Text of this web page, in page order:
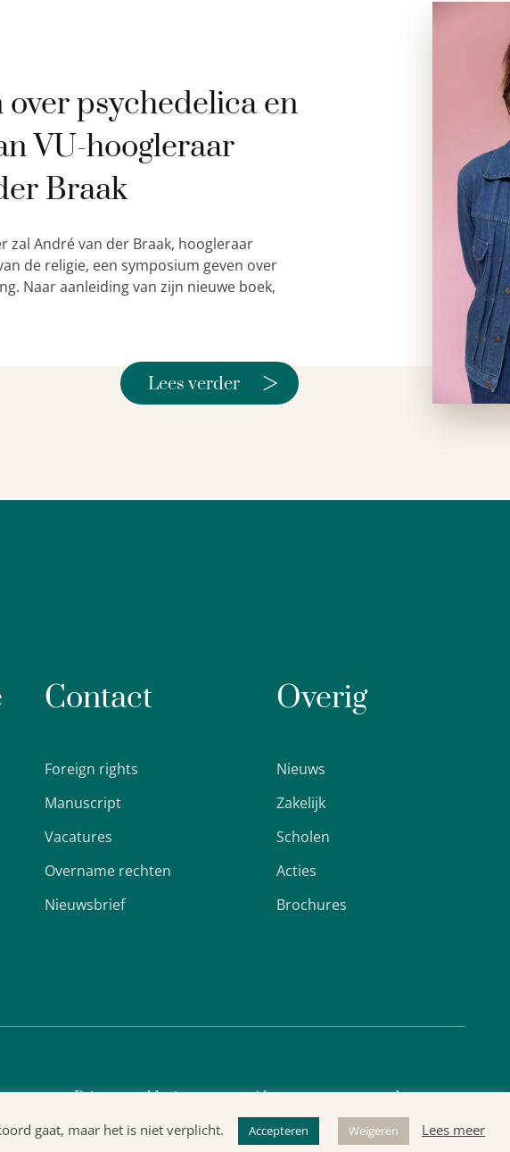
over psychedelica en
VU-hoogleraar
Braak
zal André van der Braak, hoogleraar
de religie, een symposium geven over
Naar aanleiding van zijn nieuwe boek,
Lees verder >
Contact
Foreign rights
Manuscript
Vacatures
Overname rechten
Nieuwsbrief
Overig
Nieuws
Zakelijk
Scholen
Acties
Brochures
Privacyverklaring Algemene voorwaarden
gaat, maar het is niet verplicht. Accepteren Weigeren Lees meer